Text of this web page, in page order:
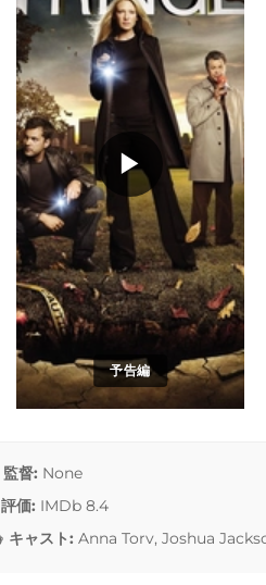
予告編
▶
監督: None
評価: IMDb 8.4
キャスト: Anna Torv, Joshua